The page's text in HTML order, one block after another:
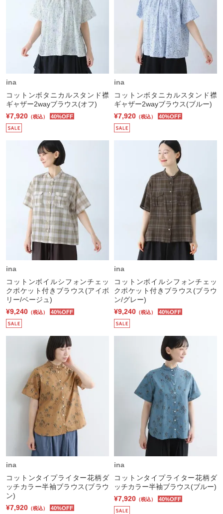
ina
コットンボタニカルスタンド襟
ギャザー2wayブラウス(オフ)
¥7,920 （税込） 40%OFF
ina
コットンボタニカルスタンド襟
ギャザー2wayブラウス(ブルー)
¥7,920 （税込） 40%OFF
ina
コットンボイルシフォンチェッ
クポケット付きブラウス(アイボ
リー/ベージュ)
¥9,240 （税込） 40%OFF
ina
コットンボイルシフォンチェッ
クポケット付きブラウス(ブラウ
ン/グレー)
¥9,240 （税込） 40%OFF
ina
コットンタイプライター花柄ダ
ッチカラー半袖ブラウス(ブラウ
ン)
¥7,920 （税込） 40%OFF
ina
コットンタイプライター花柄ダ
ッチカラー半袖ブラウス(ブルー)
¥7,920 （税込） 40%OFF